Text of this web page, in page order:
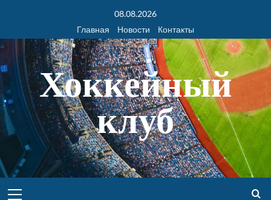
08.08.2026
Главная
Новости Контакты
Хоккейный
клуб